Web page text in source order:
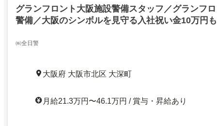
グランフロント大阪施設警備スタッフ／グランフ
警備／大阪のシンボルを見守る入社祝い金10万円
㈱全日警
大阪府 大阪市北区 大深町
月給21.3万円〜46.1万円 / 賞与・昇給あり